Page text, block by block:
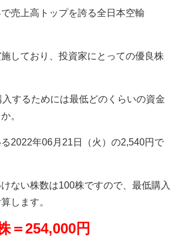
売上高トップを誇る全日本空輸
しており、投資家にとっての優良株
するためには最低どのくらいの資金
。
2022年06月21日（火）の2,540円で
ない株数は100株ですので、最低購入
します。
＝254,000円